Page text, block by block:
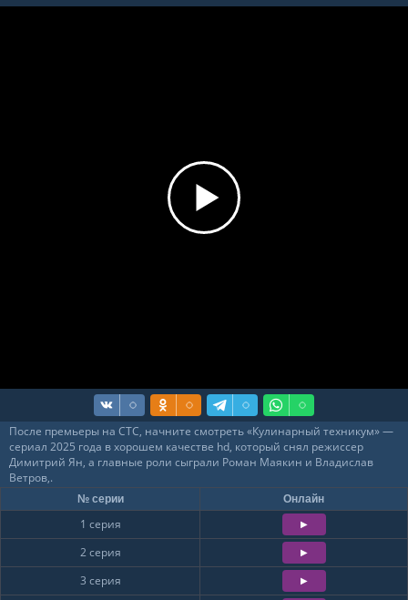
После премьеры на СТС, начните смотреть «Кулинарный техникум» —
сериал 2025 года в хорошем качестве hd, который снял режиссер
Димитрий Ян, а главные роли сыграли Роман Маякин и Владислав
Ветров,.
№ серии Онлайн
1 серия
2 серия
3 серия